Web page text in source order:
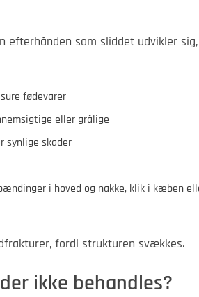
efterhånden som sliddet udvikler sig,
fødevarer
eller grålige
synlige skader
i hoved og nakke, klik i kæben
fordi strukturen svækkes.
ikke behandles?